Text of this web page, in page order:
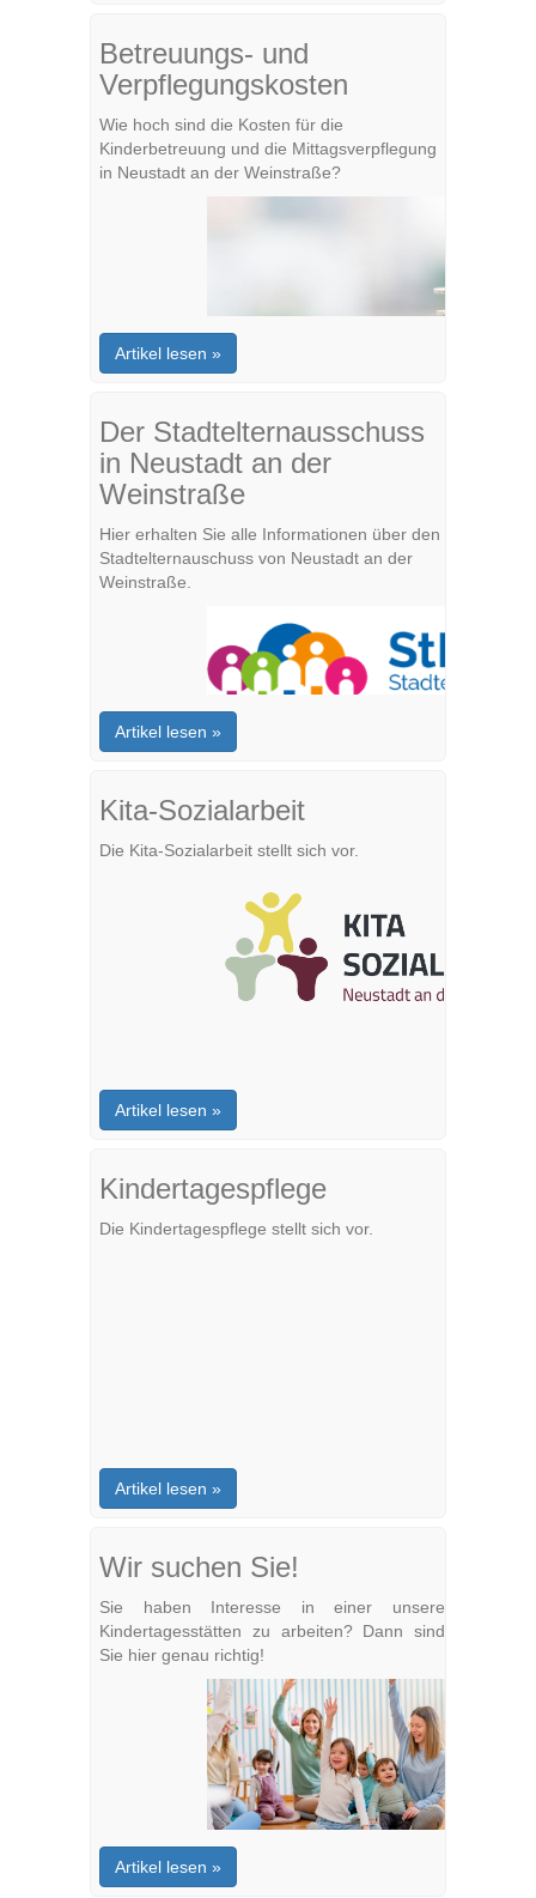
Betreuungs- und
Verpflegungskosten
Wie hoch sind die Kosten für die
Kinderbetreuung und die Mittagsverpflegung
in Neustadt an der Weinstraße?
Artikel lesen »
Der Stadtelternausschuss
in Neustadt an der
Weinstraße
Hier erhalten Sie alle Informationen über den
Stadtelternauschuss von Neustadt an der
Weinstraße.
Artikel lesen »
Kita-Sozialarbeit
Die Kita-Sozialarbeit stellt sich vor.
Artikel lesen »
Kindertagespflege
Die Kindertagespflege stellt sich vor.
Artikel lesen »
Wir suchen Sie!
Sie haben Interesse in einer unsere
Kindertagesstätten zu arbeiten? Dann sind
Sie hier genau richtig!
Artikel lesen »